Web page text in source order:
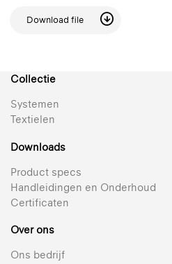
Download file
Collectie
Systemen
Textielen
Downloads
Product specs
Handleidingen en Onderhoud
Certificaten
Over ons
Ons bedrijf